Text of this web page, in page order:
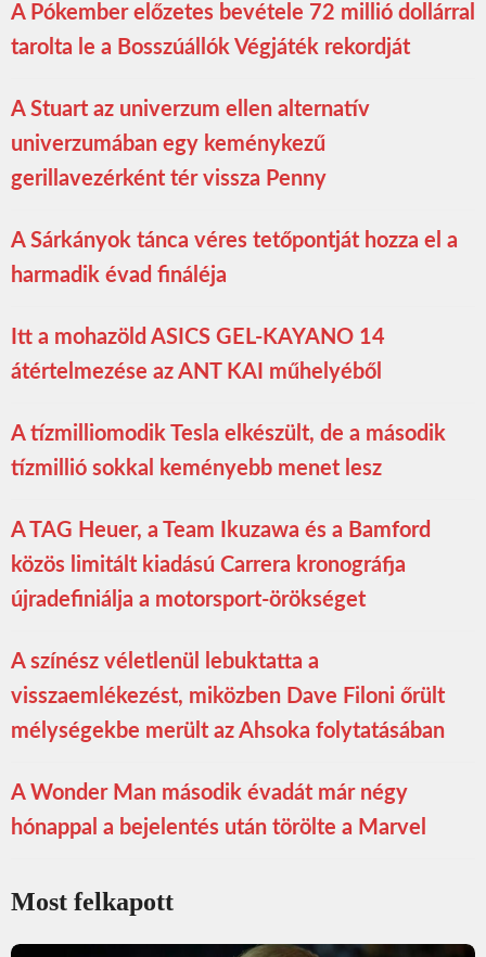
A Pókember előzetes bevétele 72 millió dollárral
tarolta le a Bosszúállók Végjáték rekordját
A Stuart az univerzum ellen alternatív
univerzumában egy keménykezű
gerillavezérként tér vissza Penny
A Sárkányok tánca véres tetőpontját hozza el a
harmadik évad fináléja
Itt a mohazöld ASICS GEL-KAYANO 14
átértelmezése az ANT KAI műhelyéből
A tízmilliomodik Tesla elkészült, de a második
tízmillió sokkal keményebb menet lesz
A TAG Heuer, a Team Ikuzawa és a Bamford
közös limitált kiadású Carrera kronográfja
újradefiniálja a motorsport-örökséget
A színész véletlenül lebuktatta a
visszaemlékezést, miközben Dave Filoni őrült
mélységekbe merült az Ahsoka folytatásában
A Wonder Man második évadát már négy
hónappal a bejelentés után törölte a Marvel
Most felkapott